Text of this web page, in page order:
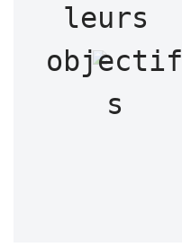
leurs
objectif
s